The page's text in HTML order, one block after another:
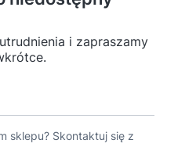
i zapraszamy
sklepu? Skontaktuj się z